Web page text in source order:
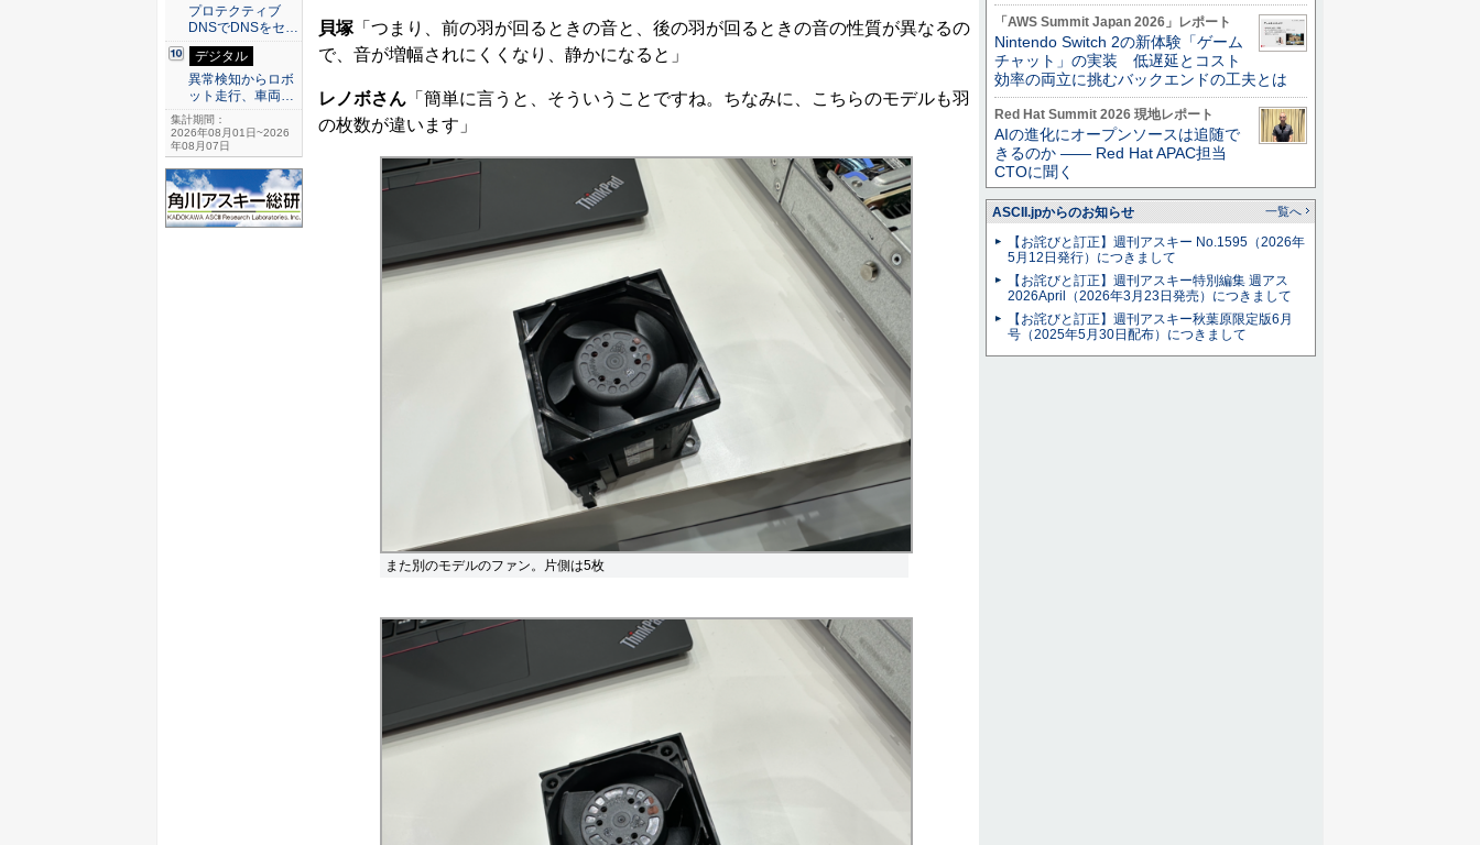
貝塚「つまり、前の羽が回るときの音と、後の羽が回るときの音の性質が異なるの
で、音が増幅されにくくなり、静かになると」
レノボさん 「簡単に言うと、そういうことですね。ちなみに、こちらのモデルも羽
の枚数が違います」
また別のモデルのファン。片側は5枚
プロテクティブ
DNSでDNSをセ…
デジタル
異常検知からロボ
ット走行、車両…
集計期間：
2026年08月01日~2026
年08月07日
「AWS Summit Japan 2026」レポート
Nintendo Switch 2の新体験「ゲーム
チャット」の実装 低遅延とコスト
効率の両立に挑むバックエンドの工夫とは
Red Hat Summit 2026 現地レポート
AIの進化にオープンソースは追随で
きるのか ―― Red Hat APAC担当
CTOに聞く
ASCII.jpからのお知らせ 一覧へ
【お詫びと訂正】週刊アスキー No.1595（2026年
5月12日発行）につきまして
【お詫びと訂正】週刊アスキー特別編集 週アス
2026April（2026年3月23日発売）につきまして
【お詫びと訂正】週刊アスキー秋葉原限定版6月
号（2025年5月30日配布）につきまして